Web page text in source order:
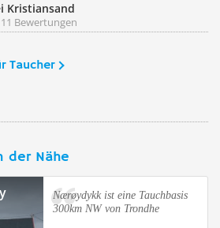
Kristiansand
11 Bewertungen
Taucher
der Nähe
Nærøydykk ist eine Tauchbasis
300km NW von Trondhe